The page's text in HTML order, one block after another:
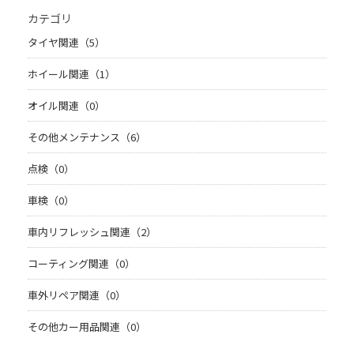
カテゴリ
タイヤ関連（5）
ホイール関連（1）
オイル関連（0）
その他メンテナンス（6）
点検（0）
車検（0）
車内リフレッシュ関連（2）
コーティング関連（0）
車外リペア関連（0）
その他カー用品関連（0）